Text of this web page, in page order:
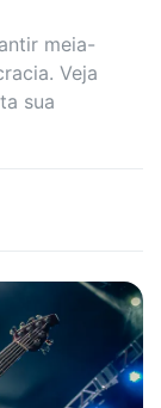
meia-
Veja
sua